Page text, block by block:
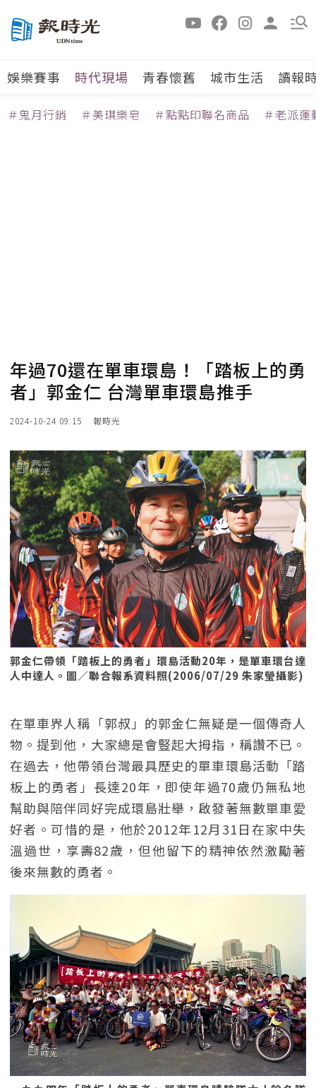
娛樂賽事 時代現場 青春懷舊 城市生活 讀報
＃鬼月行銷 ＃美琪樂皂 ＃點點印聯名商品 ＃老派運
年過70還在單車環島！「踏板上的勇
者」郭金仁 台灣單車環島推手
2024-10-24 09:15 報時光
郭金仁帶領「踏板上的勇者」環島活動20年，是單車環台達
人中達人。圖／聯合報系資料照(2006/07/29 朱家瑩攝影)
在單車界人稱「郭叔」的郭金仁無疑是一個傳奇人
物。提到他，大家總是會豎起大拇指，稱讚不已。
在過去，他帶領台灣最具歷史的單車環島活動「踏
板上的勇者」長達20年，即使年過70歲仍無私地
幫助與陪伴同好完成環島壯舉，啟發著無數單車愛
好者。可惜的是，他於2012年12月31日在家中失
溫過世，享壽82歲，但他留下的精神依然激勵著
後來無數的勇者。